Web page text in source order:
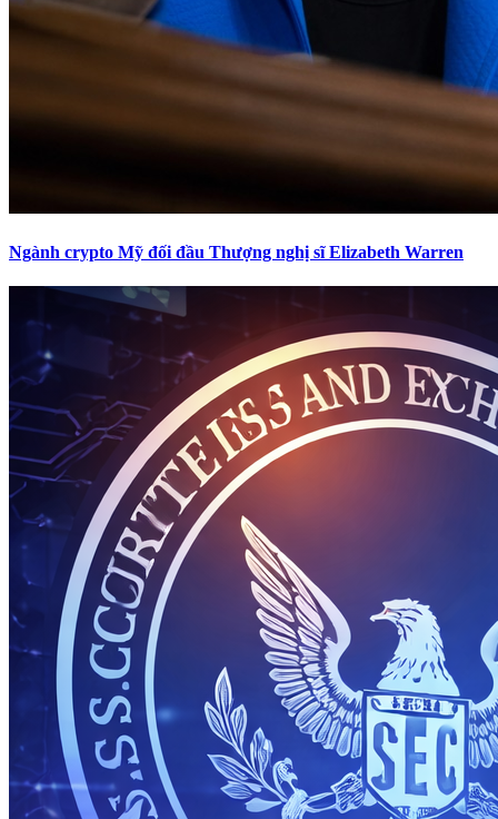
Ngành crypto Mỹ đối đầu Thượng nghị sĩ Elizabeth Warren